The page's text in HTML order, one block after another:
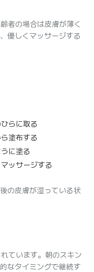
者の場合は皮膚が薄く
優しくマッサージする
らに取る
塗布する
に塗る
ッサージする
の皮膚が湿っている状
ています。朝のスキン
なタイミングで継続す